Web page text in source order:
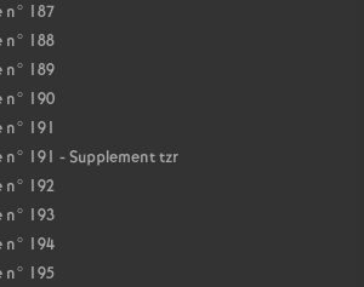
n° 187
n° 188
n° 189
n° 190
191
191 - Supplement tzr
n° 192
n° 193
n° 194
n° 195